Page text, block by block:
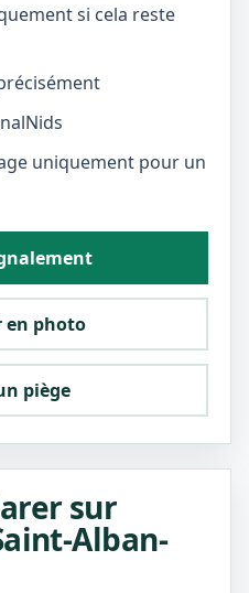
si cela reste
uniquement pour un
photo
piège
sur
Alban-